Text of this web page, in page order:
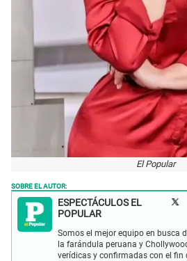
El Popular
SOBRE EL AUTOR:
ESPECTÁCULOS EL
POPULAR
Somos el mejor equipo en busca
la farándula peruana y
verídicas y confirmadas con el fin